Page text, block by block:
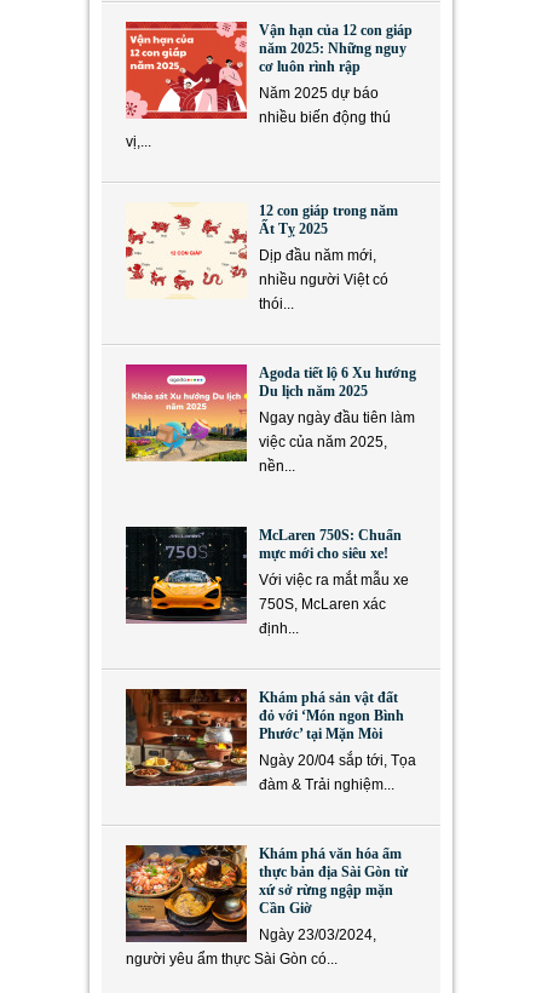
Vận hạn của 12 con giáp
năm 2025: Những nguy
cơ luôn rình rập
Năm 2025 dự báo
nhiều biến động thú
vị,...
12 con giáp trong năm
Ất Tỵ 2025
Dịp đầu năm mới,
nhiều người Việt có
thói...
Agoda tiết lộ 6 Xu hướng
Du lịch năm 2025
Ngay ngày đầu tiên làm
việc của năm 2025,
nền...
McLaren 750S: Chuẩn
mực mới cho siêu xe!
Với việc ra mắt mẫu xe
750S, McLaren xác
định...
Khám phá sản vật đất
đỏ với ‘Món ngon Bình
Phước’ tại Mặn Mòi
Ngày 20/04 sắp tới, Tọa
đàm & Trải nghiệm...
Khám phá văn hóa ẩm
thực bản địa Sài Gòn từ
xứ sở rừng ngập mặn
Cần Giờ
Ngày 23/03/2024,
người yêu ẩm thực Sài Gòn có...